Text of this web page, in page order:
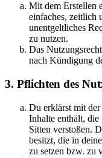
Mit dem Erstellen
einfaches, zeitlich
unentgeltliches
zu nutzen.
Das
nach Kündigung
3. Pflichten des
Du erklärst mit der
Inhalte enthält, die
Sitten verstoßen.
besitzt, die in
zu setzen bzw. zu